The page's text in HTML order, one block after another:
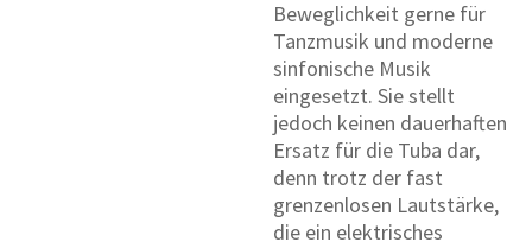
Beweglichkeit gerne für
Tanzmusik und moderne
sinfonische Musik
eingesetzt. Sie stellt
jedoch keinen dauerhaften
Ersatz für die Tuba dar,
denn trotz der fast
grenzenlosen Lautstärke,
die ein elektrisches